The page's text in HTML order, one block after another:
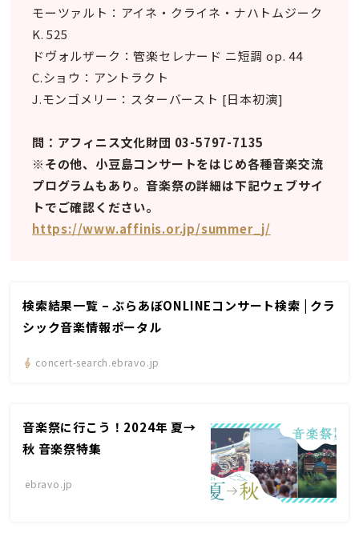
モーツァルト：アイネ・クライネ・ナハトムジーク
K. 525
ドヴォルザーク：管楽セレナード ニ短調 op. 44
C.ショウ：アントラクト
J.モンゴメリー：スターバースト [日本初演]
問：アフィニス文化財団 03-5797-7135
※その他、小豆島コンサートをはじめ各種音楽交流
プログラムもあり。音楽祭の詳細は下記ウェブサイ
トでご確認ください。
https://www.affinis.or.jp/summer_j/
検索結果一覧 – ぶらあぼONLINEコンサート検索 | クラ
シック音楽情報ポータル
concert-search.ebravo.jp
音楽祭に行こう！2024年 夏→
秋 音楽祭特集
ebravo.jp